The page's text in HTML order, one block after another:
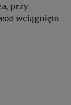
przy
wciągnięto